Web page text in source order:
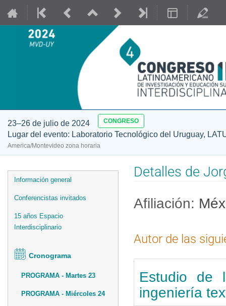
23–26 de julio de 2024 CONGRESO
Lugar del evento: Laboratorio Tecnológico del Uruguay,
America/Montevideo zona horaria
Event
menu
Información general
Conferencistas invitados
15 años Espacio
Interdisciplinario
Cronograma
PROGRAMA - Martes 23
PROGRAMA - Miércoles 24
Detalles de
Afiliación:
Autor de las
Estudio de
ingeniería